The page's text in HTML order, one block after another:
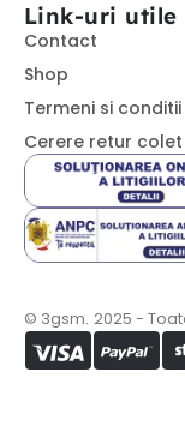
Link-uri utile
Contact
Shop
Termeni si conditii
Cerere retur colet
© 3gsm. 2025 -